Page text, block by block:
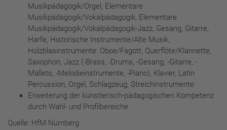
Musikpädagogik/Orgel, Elementare
Musikpädagogik/Vokalpädagogik, Elementare
Musikpädagogik/Vokalpädagogik-Jazz, Gesang, Gitarre,
Harfe, Historische Instrumente/Alte Musik,
Holzblasinstrumente: Oboe/Fagott, Querflöte/Klarinette,
Saxophon, Jazz (-Brass, -Drums, -Gesang, -Gitarre, -
Mallets, -Melodieinstrumente, -Piano), Klavier, Latin
Percussion, Orgel, Schlagzeug, Streichinstrumente
Erweiterung der künstlerisch-pädagogischen Kompetenz
durch Wahl- und Profilbereiche
Quelle: HfM Nürnberg